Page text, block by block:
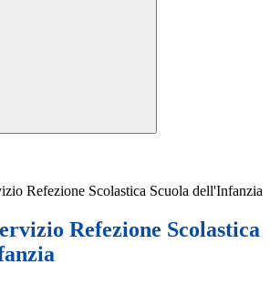
Refezione Scolastica Scuola dell'Infanzia
Refezione Scolastica